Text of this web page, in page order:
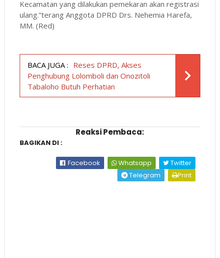
Kecamatan yang dilakukan pemekaran akan registrasi
ulang.”terang Anggota DPRD Drs. Nehemia Harefa,
MM. (Red)
BACA JUGA : Reses DPRD, Akses
Penghubung Lolomboli dan Onozitoli
Tabaloho Butuh Perhatian
Reaksi Pembaca:
BAGIKAN DI :
Facebook Whatsapp
Twitter
Telegram
Print